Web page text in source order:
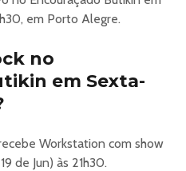
e Declassic
Alkalinas
O JOGO:
em Porto Alegre.
no
em Sexta-
Workstation com show
de Jun) às 21h30.